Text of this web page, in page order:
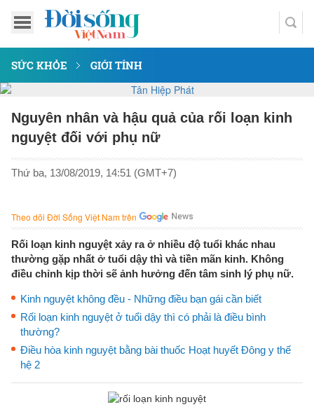
SỨC KHỎE GIỚI TÍNH
Nguyên nhân và hậu quả của rối loạn kinh
nguyệt đối với phụ nữ
Thứ ba, 13/08/2019, 14:51 (GMT+7)
Theo dõi Đời Sống Việt Nam trên
Rối loạn kinh nguyệt xảy ra ở nhiều độ tuổi khác nhau
thường gặp nhất ở tuổi dậy thì và tiền mãn kinh. Không
điều chỉnh kịp thời sẽ ảnh hưởng đến tâm sinh lý phụ nữ.
Kinh nguyệt không đều - Những điều bạn gái cần biết
Rối loạn kinh nguyệt ở tuổi dậy thì có phải là điều bình
thường?
Điều hòa kinh nguyệt bằng bài thuốc Hoạt huyết Đông y thế
hệ 2